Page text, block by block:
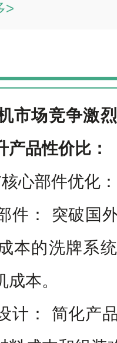
>
市场竞争激
产品性价比：
心部件优化：
件： 突破国
本的洗牌系
本。
计： 简化产